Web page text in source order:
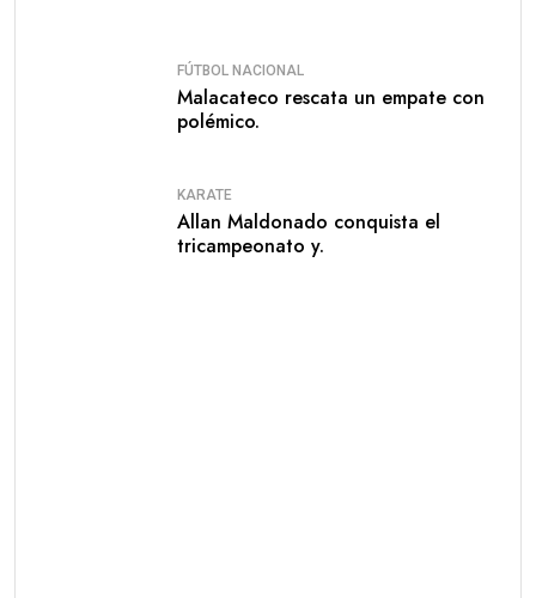
FÚTBOL NACIONAL
Malacateco rescata un empate con
polémico.
KARATE
Allan Maldonado conquista el
tricampeonato y.